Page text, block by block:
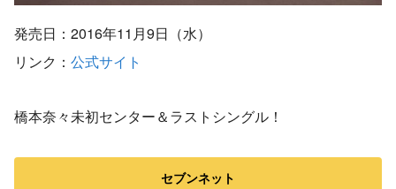
発売日：2016年11月9日（水）
リンク： 公式サイト
橋本奈々未初センター＆ラストシングル！
セブンネット